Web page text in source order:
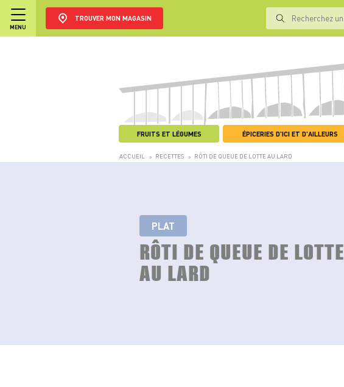
MENU
TROUVER MON MAGASIN
FRUITS ET LÉGUMES ÉPICERIES D'ICI ET D'AILLEURS
ACCUEIL > RECETTES > RÔTI DE QUEUE DE LOTTE AU LARD
PLAT
RÔTI DE QUEUE DE LOTTE
AU LARD